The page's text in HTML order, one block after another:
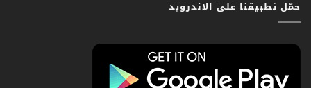
حمّل تطبيقنا على الاندرويد